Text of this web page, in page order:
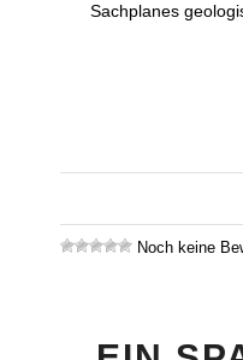
Sachplanes
Noch keine